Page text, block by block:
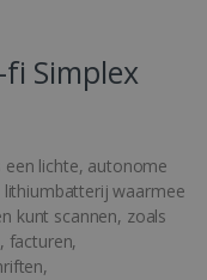
fi Simplex
lichte, autonome
waarmee
kunt scannen, zoals
facturen,